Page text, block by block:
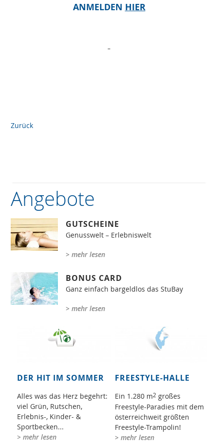
ANMELDEN HIER
Zurück
Angebote
GUTSCHEINE
Genusswelt – Erlebniswelt
> mehr lesen
BONUS CARD
Ganz einfach bargeldlos das StuBay
> mehr lesen
DER HIT IM SOMMER
Alles was das Herz begehrt:
viel Grün, Rutschen,
Erlebnis-, Kinder- &
Sportbecken...
> mehr lesen
FREESTYLE-HALLE
Ein 1.280 m2 großes
Freestyle-Paradies mit dem
österreichweit größten
Freestyle-Trampolin!
> mehr lesen